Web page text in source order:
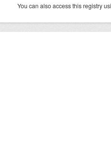
You can also access this registry